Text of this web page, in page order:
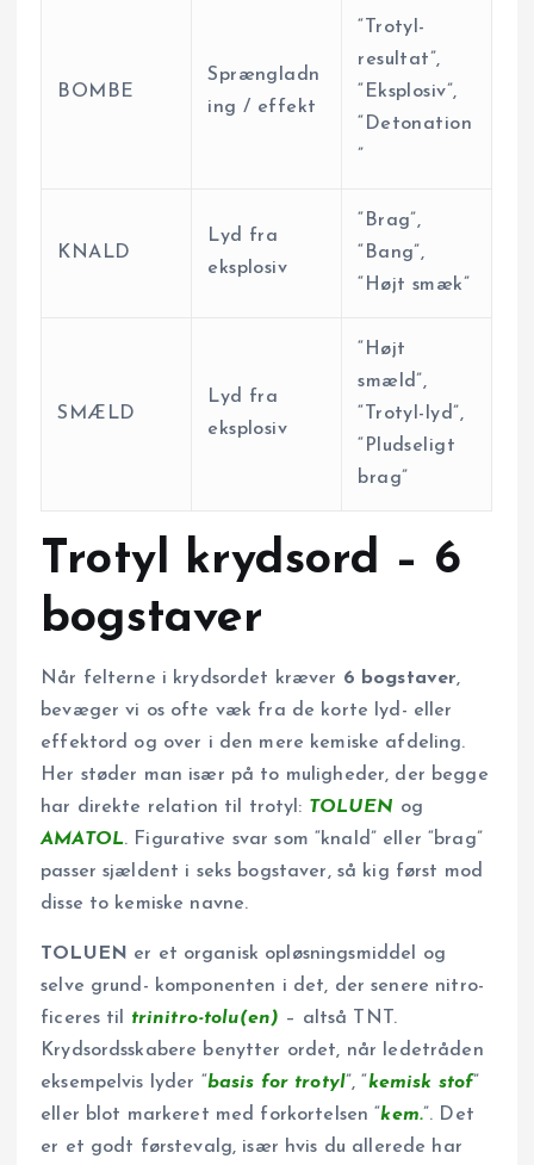
BOMBE
Sprængladn
ing / effekt
“Trotyl-
resultat”,
“Eksplosiv”,
“Detonation
”
KNALD
Lyd fra
eksplosiv
“Brag”,
“Bang”,
“Højt smæk”
SMÆLD
Lyd fra
eksplosiv
“Højt
smæld”,
“Trotyl-lyd”,
“Pludseligt
brag”
Trotyl krydsord – 6
bogstaver
Når felterne i krydsordet kræver 6 bogstaver,
bevæger vi os ofte væk fra de korte lyd- eller
effektord og over i den mere kemiske afdeling.
Her støder man især på to muligheder, der begge
har direkte relation til trotyl: TOLUEN og
AMATOL. Figurative svar som “knald” eller “brag”
passer sjældent i seks bogstaver, så kig først mod
disse to kemiske navne.
TOLUEN er et organisk opløsningsmiddel og
selve grund- komponenten i det, der senere nitro­
ficeres til trinitro-tolu(en) – altså TNT.
Krydsordsskabere benytter ordet, når ledetråden
eksempelvis lyder “basis for trotyl”, “kemisk stof”
eller blot markeret med forkortelsen “kem.”. Det
er et godt førstevalg, især hvis du allerede har